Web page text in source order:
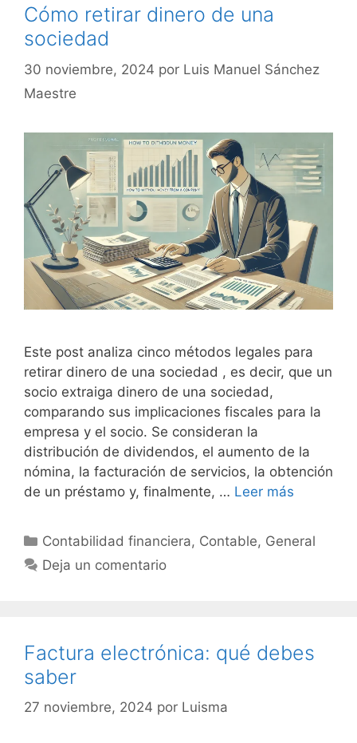
Cómo retirar dinero de una
sociedad
30 noviembre, 2024 por Luis Manuel Sánchez
Maestre
Este post analiza cinco métodos legales para
retirar dinero de una sociedad , es decir, que un
socio extraiga dinero de una sociedad,
comparando sus implicaciones fiscales para la
empresa y el socio. Se consideran la
distribución de dividendos, el aumento de la
nómina, la facturación de servicios, la obtención
de un préstamo y, finalmente, … Leer más
Categorías
Contabilidad financiera, Contable, General
Deja un comentario
Factura electrónica: qué debes
saber
27 noviembre, 2024 por Luisma